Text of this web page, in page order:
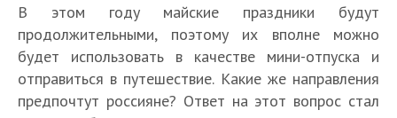
В этом году майские праздники будут
продолжительными, поэтому их вполне можно
будет использовать в качестве мини-отпуска и
отправиться в путешествие. Какие же направления
предпочтут россияне? Ответ на этот вопрос стал